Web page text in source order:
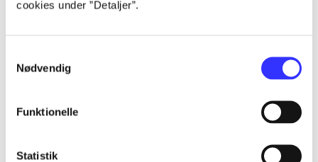
cookies under ”Detaljer”.
Nødvendig
Funktionelle
Statistik
...
...